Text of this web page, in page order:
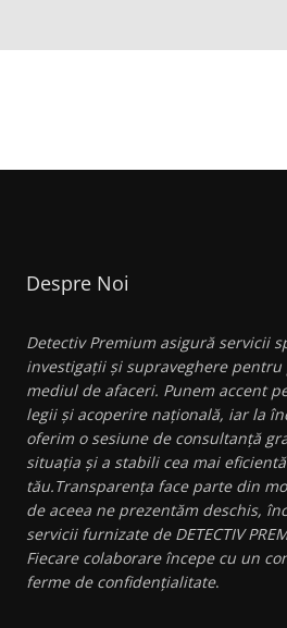
Despre Noi
Detectiv Premium asigură servicii
investigații și supraveghere pentru
mediul de afaceri. Punem accent
legii și acoperire națională, iar la
oferim o sesiune de consultanță
situația și a stabili cea mai
tău.Transparența face parte din
de aceea ne prezentăm deschis,
servicii furnizate de DETECTIV
Fiecare colaborare începe cu un
ferme de confidențialitate.